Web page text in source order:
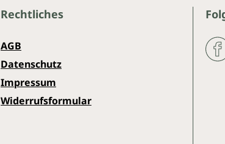
Rechtliches
AGB
Datenschutz
Impressum
Widerrufsformular